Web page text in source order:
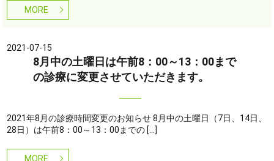
MORE
2021-07-15
8月中の土曜日は午前8：00～13：00まで
の診療に変更させていただきます。
2021年8月の診療時間変更のお知らせ 8月中の土曜日（7日、14日、
28日）は午前8：00～13：00までの […]
MORE